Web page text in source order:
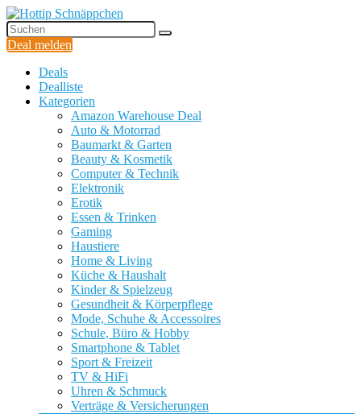
Deal melden
Deals
Dealliste
Kategorien
Amazon Warehouse Deal
Auto & Motorrad
Baumarkt & Garten
Beauty & Kosmetik
Computer & Technik
Elektronik
Erotik
Essen & Trinken
Gaming
Haustiere
Home & Living
Küche & Haushalt
Kinder & Spielzeug
Gesundheit & Körperpflege
Mode, Schuhe & Accessoires
Schule, Büro & Hobby
Smartphone & Tablet
Sport & Freizeit
TV & HiFi
Uhren & Schmuck
Verträge & Versicherungen